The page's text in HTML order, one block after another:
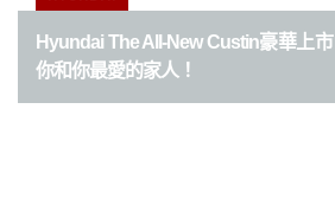
Hyundai The All-New Custin豪華上
你和你最愛的家人！